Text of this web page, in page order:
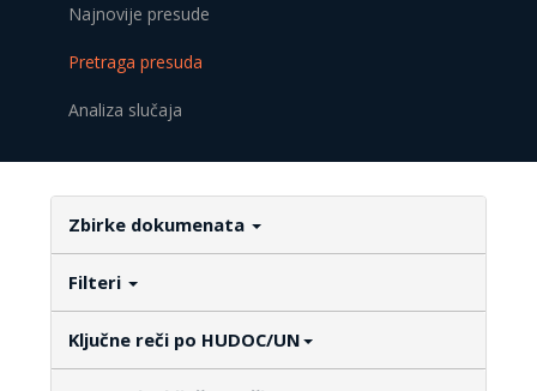
Najnovije presude
Pretraga presuda
Analiza slučaja
Zbirke dokumenata
Filteri
Ključne reči po HUDOC/UN